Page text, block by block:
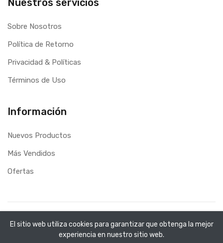
Nuestros servicios
Sobre Nosotros
Política de Retorno
Privacidad & Políticas
Términos de Uso
Información
Nuevos Productos
Más Vendidos
Ofertas
Desarrollo WebApplinet
El sitio web utiliza cookies para garantizar que obtenga la mejor
experiencia en nuestro sitio web.